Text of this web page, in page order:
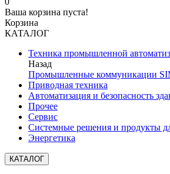
Ваша корзина пуста!
Корзина
КАТАЛОГ
Техника промышленной
Назад
Промышленные коммуникации
Приводная техника
Автоматизация и безопасность
Прочее
Сервис
Системные решения и продукты
Энергетика
КАТАЛОГ